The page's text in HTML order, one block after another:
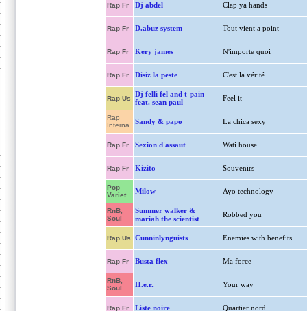
Rap Fr Dj abdel Clap ya hands
Rap Fr D.abuz system Tout vient a point
Rap Fr Kery james N'importe quoi
Rap Fr Disiz la peste C'est la vérité
Rap Us
Dj felli fel and t-pain
feat. sean paul
Feel it
Rap
Interna.
Sandy & papo La chica sexy
Rap Fr Sexion d'assaut Wati house
Rap Fr Kizito Souvenirs
Pop
Variet
Milow Ayo technology
RnB,
Soul
Summer walker &
mariah the scientist
Robbed you
Rap Us Cunninlynguists Enemies with benefits
Rap Fr Busta flex Ma force
RnB,
Soul
H.e.r. Your way
Rap Fr Liste noire Quartier nord